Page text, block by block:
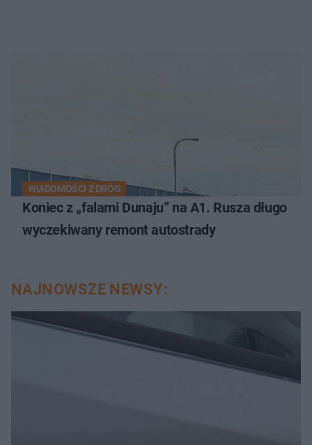
WIADOMOŚCI Z DRÓG
Koniec z „falami Dunaju” na A1. Rusza długo
wyczekiwany remont autostrady
NAJNOWSZE NEWSY: